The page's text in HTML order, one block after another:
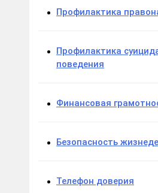
Профилактика
Профилактика
поведения
Финансовая
Безопасность
Телефон доверия